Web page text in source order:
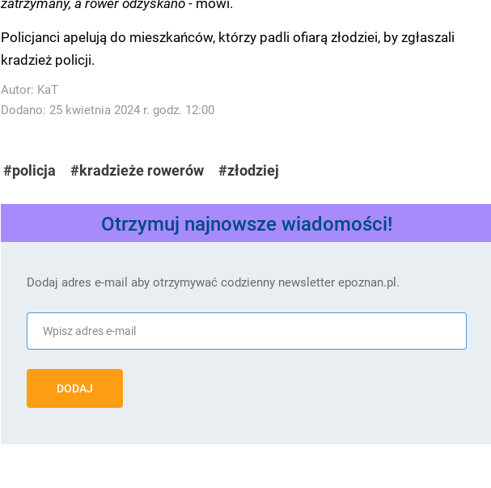
Policjanci apelują do mieszkańców, którzy padli ofiarą złodziei, by zgłaszali
kradzież policji.
Autor: KaT
Dodano: 25 kwietnia 2024 r. godz. 12:00
#policja #kradzieże rowerów #złodziej
Otrzymuj najnowsze wiadomości!
Dodaj adres e-mail aby otrzymywać codzienny newsletter epoznan.pl.
DODAJ